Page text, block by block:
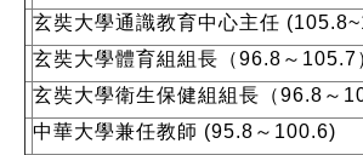
玄奘大學通識教育中心主任
玄奘大學體育組組長（96.8～105.7
玄奘大學衛生保健組組長（96.8～
中華大學兼任教師 (95.8～100.6)